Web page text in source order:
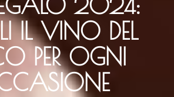
2024:
IL VINO DEL
PER OGNI